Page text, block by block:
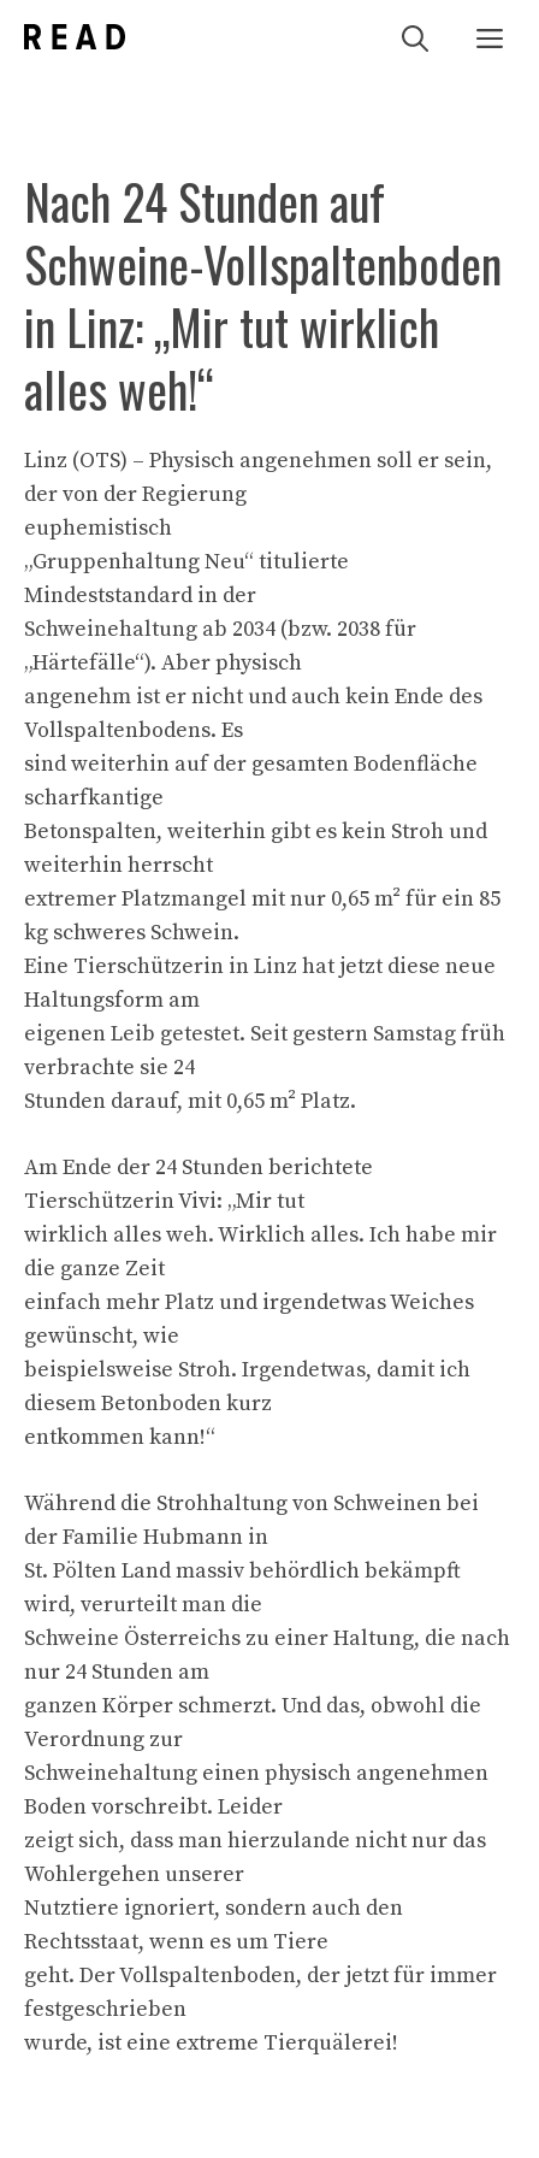
Inhalt
Nach 24 Stunden auf
Schweine-Vollspaltenboden
in Linz: „Mir tut wirklich
alles weh!“
Linz (OTS) – Physisch angenehmen soll er sein,
der von der Regierung
euphemistisch
„Gruppenhaltung Neu“ titulierte
Mindeststandard in der
Schweinehaltung ab 2034 (bzw. 2038 für
„Härtefälle“). Aber physisch
angenehm ist er nicht und auch kein Ende des
Vollspaltenbodens. Es
sind weiterhin auf der gesamten Bodenfläche
scharfkantige
Betonspalten, weiterhin gibt es kein Stroh und
weiterhin herrscht
extremer Platzmangel mit nur 0,65 m² für ein 85
kg schweres Schwein.
Eine Tierschützerin in Linz hat jetzt diese neue
Haltungsform am
eigenen Leib getestet. Seit gestern Samstag früh
verbrachte sie 24
Stunden darauf, mit 0,65 m² Platz.
Am Ende der 24 Stunden berichtete
Tierschützerin Vivi: „Mir tut
wirklich alles weh. Wirklich alles. Ich habe mir
die ganze Zeit
einfach mehr Platz und irgendetwas Weiches
gewünscht, wie
beispielsweise Stroh. Irgendetwas, damit ich
diesem Betonboden kurz
entkommen kann!“
Während die Strohhaltung von Schweinen bei
der Familie Hubmann in
St. Pölten Land massiv behördlich bekämpft
wird, verurteilt man die
Schweine Österreichs zu einer Haltung, die nach
nur 24 Stunden am
ganzen Körper schmerzt. Und das, obwohl die
Verordnung zur
Schweinehaltung einen physisch angenehmen
Boden vorschreibt. Leider
zeigt sich, dass man hierzulande nicht nur das
Wohlergehen unserer
Nutztiere ignoriert, sondern auch den
Rechtsstaat, wenn es um Tiere
geht. Der Vollspaltenboden, der jetzt für immer
festgeschrieben
wurde, ist eine extreme Tierquälerei!